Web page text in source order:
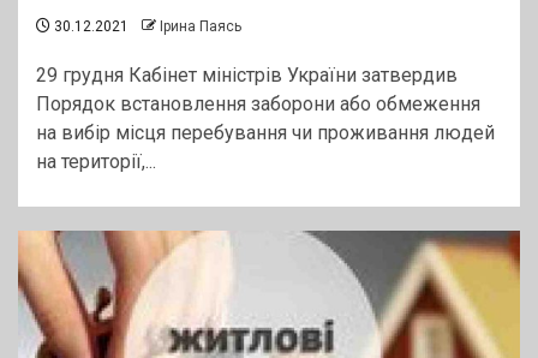
30.12.2021 Ірина Паясь
29 грудня Кабінет міністрів України затвердив
Порядок встановлення заборони або обмеження
на вибір місця перебування чи проживання людей
на території,...